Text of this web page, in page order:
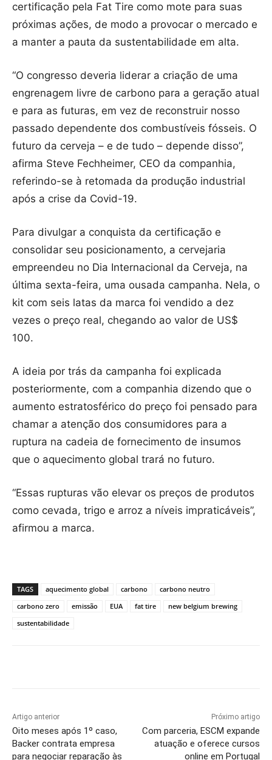
certificação pela Fat Tire como mote para suas
próximas ações, de modo a provocar o mercado e
a manter a pauta da sustentabilidade em alta.
“O congresso deveria liderar a criação de uma
engrenagem livre de carbono para a geração atual
e para as futuras, em vez de reconstruir nosso
passado dependente dos combustíveis fósseis. O
futuro da cerveja – e de tudo – depende disso”,
afirma Steve Fechheimer, CEO da companhia,
referindo-se à retomada da produção industrial
após a crise da Covid-19.
Para divulgar a conquista da certificação e
consolidar seu posicionamento, a cervejaria
empreendeu no Dia Internacional da Cerveja, na
última sexta-feira, uma ousada campanha. Nela, o
kit com seis latas da marca foi vendido a dez
vezes o preço real, chegando ao valor de US$
100.
A ideia por trás da campanha foi explicada
posteriormente, com a companhia dizendo que o
aumento estratosférico do preço foi pensado para
chamar a atenção dos consumidores para a
ruptura na cadeia de fornecimento de insumos
que o aquecimento global trará no futuro.
“Essas rupturas vão elevar os preços de produtos
como cevada, trigo e arroz a níveis impraticáveis”,
afirmou a marca.
TAGS aquecimento global carbono
carbono neutro
carbono zero
emissão EUA fat tire
new belgium brewing
sustentabilidade
Artigo anterior
Oito meses após 1º caso,
Backer contrata empresa
para negociar reparação às
Próximo artigo
Com parceria, ESCM expande
atuação e oferece cursos
online em Portugal